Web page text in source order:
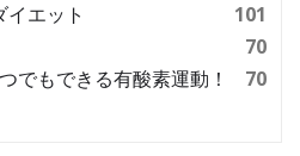
エット
101
70
でもできる有酸素運動！
70